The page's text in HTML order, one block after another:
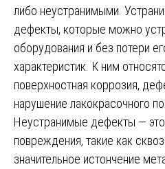
либо неустранимыми.
дефекты, которые можно
оборудования и без потери
характеристик. К ним
поверхностная коррозия,
нарушение лакокрасочного
Неустранимые дефекты —
повреждения, такие как
значительное истончение